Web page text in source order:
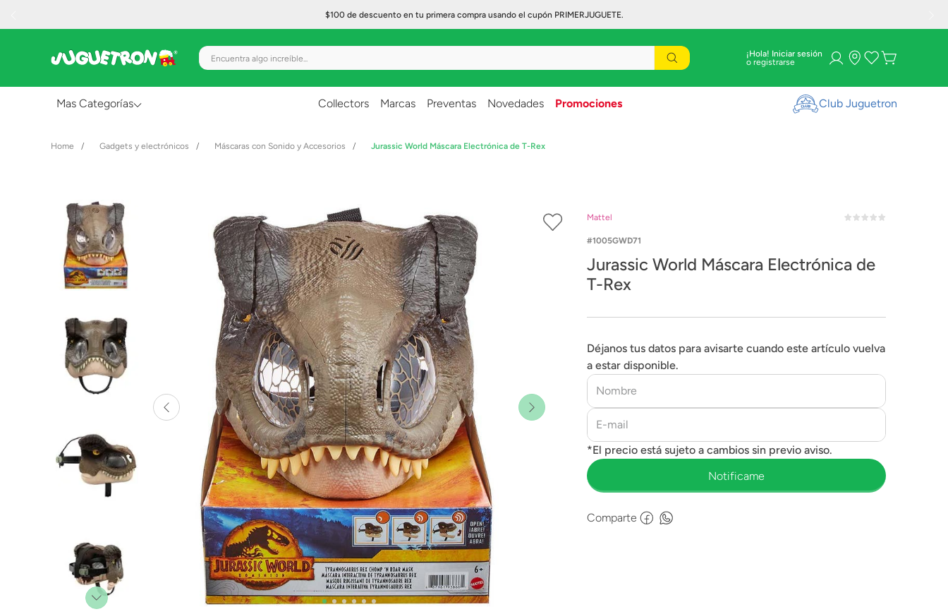
$100 de descuento en tu primera compra usando el cupón PRIMERJUGUETE.
Encuentra algo increíble... ¡Hola! Iniciar sesión
Mas Categorías
Creatividad y Arte
Figuras de Acción
Gadgets y Electrónicos
Lanzadores
Muñecas
Construcción
Vehículos y Pistas
Collectors Marcas Preventas Novedades Promociones Club Juguetron
Gadgets y electrónicos Máscaras con Sonido y Accesorios Jurassic World Máscara Electrónica de T-Rex
Mattel
1005GWD71
Jurassic World Máscara Electrónica de
T-Rex
Déjanos tus datos para avisarte cuando este artículo vuelva
a estar disponible.
Comparte